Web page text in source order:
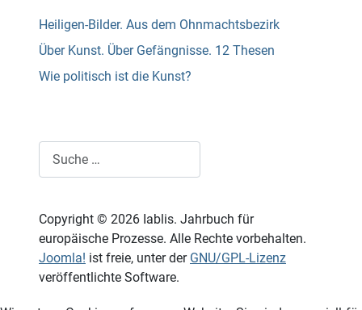
Heiligen-Bilder. Aus dem Ohnmachtsbezirk
Über Kunst. Über Gefängnisse. 12 Thesen
Wie politisch ist die Kunst?
Copyright © 2026 Iablis. Jahrbuch für
europäische Prozesse. Alle Rechte vorbehalten.
Joomla! ist freie, unter der GNU/GPL-Lizenz
veröffentlichte Software.